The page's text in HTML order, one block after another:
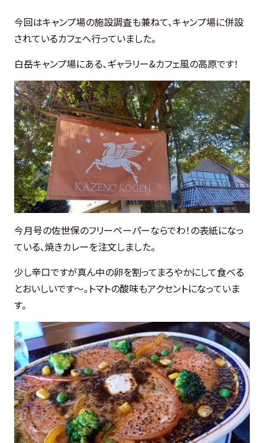
今回はキャンプ場の施設調査も兼ねて、キャンプ場に併設
されているカフェへ行っていました。
白岳キャンプ場にある、ギャラリー&カフェ風の高原です！
今月号の佐世保のフリーペーパーならでわ！の表紙になっ
ている、焼きカレーを注文しました。
少し辛口ですが真ん中の卵を割ってまろやかにして食べる
とおいしいです～。トマトの酸味もアクセントになっていま
す。